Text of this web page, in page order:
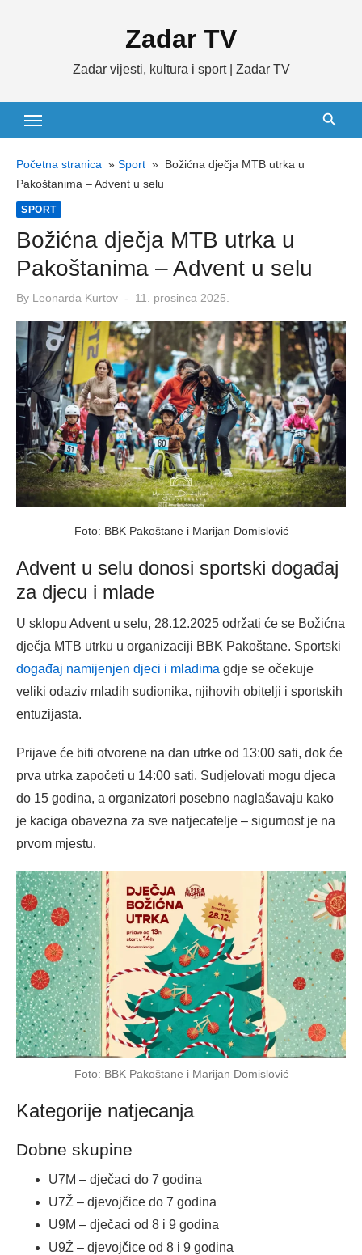
Zadar TV
Zadar vijesti, kultura i sport | Zadar TV
Početna stranica » Sport » Božićna dječja MTB utrka u
Pakoštanima – Advent u selu
SPORT
Božićna dječja MTB utrka u
Pakoštanima – Advent u selu
By Leonarda Kurtov
Posted
11. prosinca 2025.
Foto: BBK Pakoštane i Marijan Domislović
Advent u selu donosi sportski događaj
za djecu i mlade
U sklopu Advent u selu, 28.12.2025 održati će se Božićna
dječja MTB utrku u organizaciji BBK Pakoštane. Sportski
događaj namijenjen djeci i mladima gdje se očekuje
veliki odaziv mladih sudionika, njihovih obitelji i sportskih
entuzijasta.
Prijave će biti otvorene na dan utrke od 13:00 sati, dok će
prva utrka započeti u 14:00 sati. Sudjelovati mogu djeca
do 15 godina, a organizatori posebno naglašavaju kako
je kaciga obavezna za sve natjecatelje – sigurnost je na
prvom mjestu.
Foto: BBK Pakoštane i Marijan Domislović
Kategorije natjecanja
Dobne skupine
U7M – dječaci do 7 godina
U7Ž – djevojčice do 7 godina
U9M – dječaci od 8 i 9 godina
U9Ž – djevojčice od 8 i 9 godina